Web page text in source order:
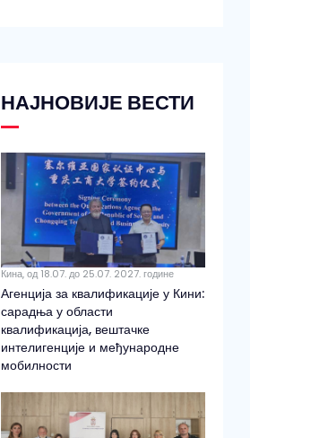
НАЈНОВИЈЕ ВЕСТИ
Кина, од 18.07. до 25.07. 2027. године
Агенција за квалификације у Кини:
сарадња у области
квалификација, вештачке
интелигенције и међународне
мобилности